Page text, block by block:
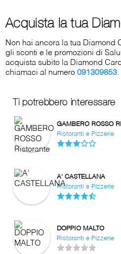
Acquista la tua
Non hai ancora la tua Diamond
gli sconti e le promozioni di
acquista subito la Diamond
chiamaci al numero091309853.
Ti potrebbero interessare
GAMBERO ROSSO
Ristoranti e Pizzerie
A' CASTELLANA
Ristoranti e Pizzerie
DOPPIO MALTO
Ristoranti e Pizzerie